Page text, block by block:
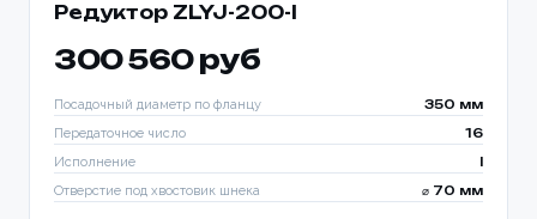
Редуктор ZLYJ-200-I
300 560 руб
Посадочный диаметр по фланцу 350 мм
Передаточное число 16
Исполнение
Отверстие под хвостовик шнека ⌀ 70 мм